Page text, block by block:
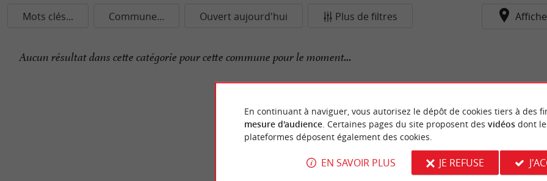
Mots clés... Commune... Ouvert aujourd'hui Plus de filtres
Aucun résultat dans cette catégorie pour cette commune pour le moment...
En continuant à naviguer, vous autorisez le dépôt de cookies tiers à des
mesure d'audience. Certaines pages du site proposent des vidéosdont
plateformes déposent également des cookies.
EN SAVOIR PLUS JE REFUSE